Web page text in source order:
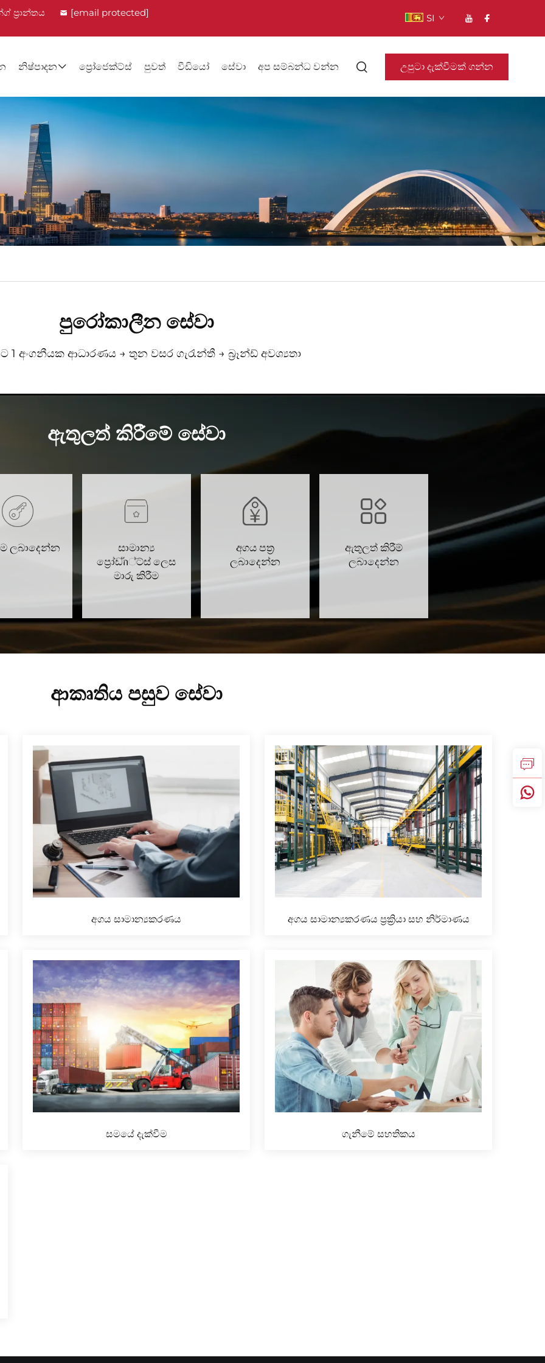
ප්‍රාන්තය [email protected] SI
නිෂ්පාදන ප්‍රෝජෙක්ට්ස් පුවත් වීඩියෝ සේවා අප සම්බන්ධ වන්න උපුටා දැක්වීමක් ගන්න
පුරෝකාලීන සේවා
1 අංගනීයක ආධාරණය → තුන වසර ගැරැන්තී → බ්‍රෑන්ඩ් අවශ්‍යතා
ඇතුලත් කිරීමේ සේවා
ලබාදෙන්න
සාමාන්‍ය
ප්‍රෝඩัก්ට්ස් ලෙස
මාරු කිරීම
අගය පත්‍ර
ලබාදෙන්න
ඇතුලත් කිරීම්
ලබාදෙන්න
ආකෘතිය පසුව සේවා
අගය සාමාන්‍යකරණය අගය සාමාන්‍යකරණය ප්‍රක්‍රියා සහ නිර්මාණය
සමයේ දැක්වීම ගැනීමේ සහතිකය